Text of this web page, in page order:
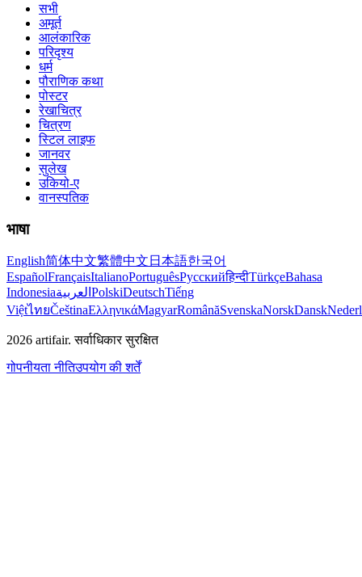
सभी
अमूर्त
आलंकारिक
परिदृश्य
धर्म
पौराणिक कथा
पोस्टर
रेखाचित्र
चित्रण
स्टिल लाइफ
जानवर
सुलेख
उकियो-ए
वानस्पतिक
भाषा
English简体中文繁體中文 日本語한국어
EspañolFrançaisItalianoPortuguêsРусскийहिन्दीTürkçeBahasa
Indonesiaالعربية PolskiDeutschTiếng
ViệtไทยČeštinaΕλληνικάMagyarRomânăSvenskaNorskDansk
2026 artifair. सर्वाधिकार सुरक्षित
गोपनीयता नीतिउपयोग की शर्तें